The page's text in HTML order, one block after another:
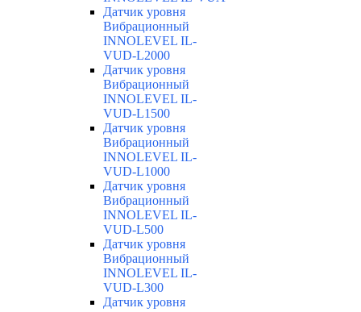
Датчик уровня
Вибрационный
INNOLEVEL IL-
VUD-L2000
Датчик уровня
Вибрационный
INNOLEVEL IL-
VUD-L1500
Датчик уровня
Вибрационный
INNOLEVEL IL-
VUD-L1000
Датчик уровня
Вибрационный
INNOLEVEL IL-
VUD-L500
Датчик уровня
Вибрационный
INNOLEVEL IL-
VUD-L300
Датчик уровня